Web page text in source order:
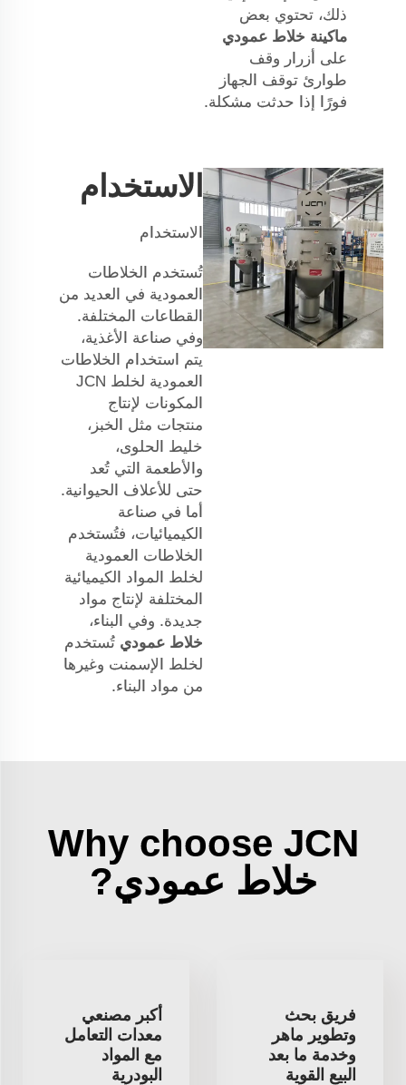
ذلك، تحتوي بعض
ماكينة خلاط عمودي
على أزرار وقف
طوارئ توقف الجهاز
فورًا إذا حدثت مشكلة.
الاستخدام
الاستخدام
تُستخدم الخلاطات
العمودية في العديد من
القطاعات المختلفة.
وفي صناعة الأغذية،
يتم استخدام الخلاطات
العمودية لخلط JCN
المكونات لإنتاج
منتجات مثل الخبز،
خليط الحلوى،
والأطعمة التي تُعد
حتى للأعلاف الحيوانية.
أما في صناعة
الكيميائيات، فتُستخدم
الخلاطات العمودية
لخلط المواد الكيميائية
المختلفة لإنتاج مواد
جديدة. وفي البناء،
خلاط عمودي تُستخدم
لخلط الإسمنت وغيرها
من مواد البناء.
Why choose JCN
خلاط عمودي?
فريق بحث
وتطوير ماهر
وخدمة ما بعد
البيع القوية
أكبر مصنعي
معدات التعامل
مع المواد
البودرية